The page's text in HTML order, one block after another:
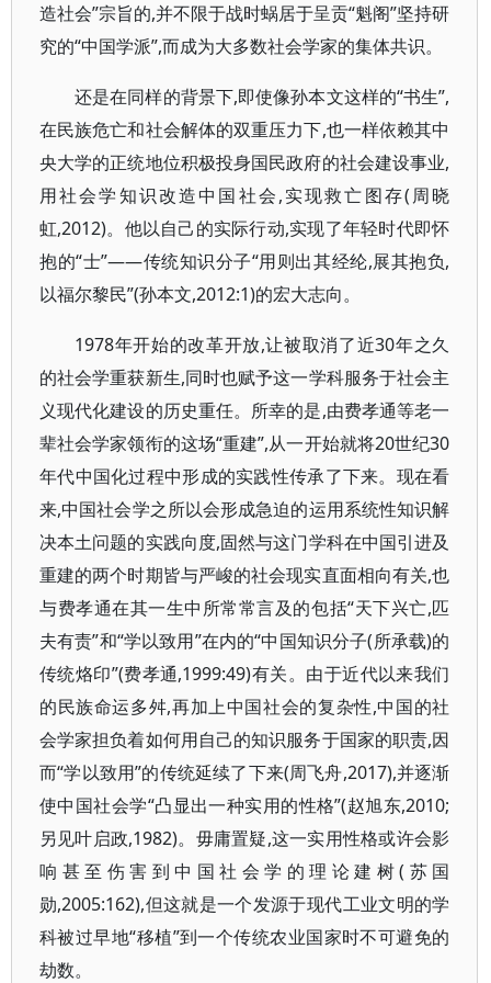
造社会”宗旨的,并不限于战时蜗居于呈贡“魁阁”坚持研
究的“中国学派”,而成为大多数社会学家的集体共识。
还是在同样的背景下,即使像孙本文这样的“书生”,
在民族危亡和社会解体的双重压力下,也一样依赖其中
央大学的正统地位积极投身国民政府的社会建设事业,
用社会学知识改造中国社会,实现救亡图存(周晓
虹,2012)。他以自己的实际行动,实现了年轻时代即怀
抱的“士”——传统知识分子“用则出其经纶,展其抱负,
以福尔黎民”(孙本文,2012:1)的宏大志向。
1978年开始的改革开放,让被取消了近30年之久
的社会学重获新生,同时也赋予这一学科服务于社会主
义现代化建设的历史重任。所幸的是,由费孝通等老一
辈社会学家领衔的这场“重建”,从一开始就将20世纪30
年代中国化过程中形成的实践性传承了下来。现在看
来,中国社会学之所以会形成急迫的运用系统性知识解
决本土问题的实践向度,固然与这门学科在中国引进及
重建的两个时期皆与严峻的社会现实直面相向有关,也
与费孝通在其一生中所常常言及的包括“天下兴亡,匹
夫有责”和“学以致用”在内的“中国知识分子(所承载)的
传统烙印”(费孝通,1999:49)有关。由于近代以来我们
的民族命运多舛,再加上中国社会的复杂性,中国的社
会学家担负着如何用自己的知识服务于国家的职责,因
而“学以致用”的传统延续了下来(周飞舟,2017),并逐渐
使中国社会学“凸显出一种实用的性格”(赵旭东,2010;
另见叶启政,1982)。毋庸置疑,这一实用性格或许会影
响甚至伤害到中国社会学的理论建树(苏国
勋,2005:162),但这就是一个发源于现代工业文明的学
科被过早地“移植”到一个传统农业国家时不可避免的
劫数。